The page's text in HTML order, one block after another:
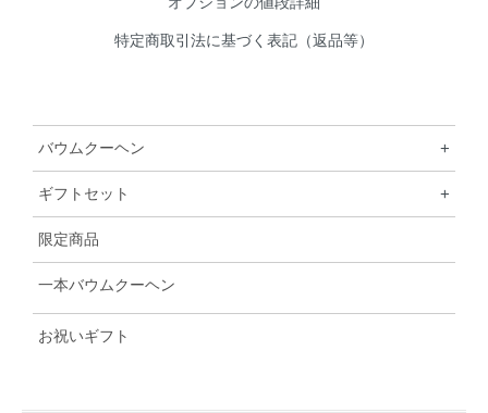
特定商取引法に基づく表記（返品等）
バウムクーヘン +
ギフトセット +
限定商品
一本バウムクーヘン
お祝いギフト